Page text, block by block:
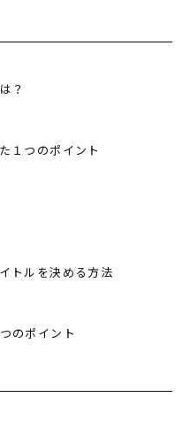
は？
１つのポイント
トルを決める方法
のポイント